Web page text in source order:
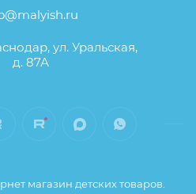
потребительские
ул. Уральская,
д. 87А
магазин детских товаров.